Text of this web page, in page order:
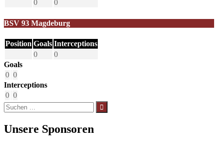
0
0
BSV 93 Magdeburg
Position Goals Interceptions
0
0
Goals
0 0
Interceptions
0 0
Suchen
nach:
Unsere Sponsoren